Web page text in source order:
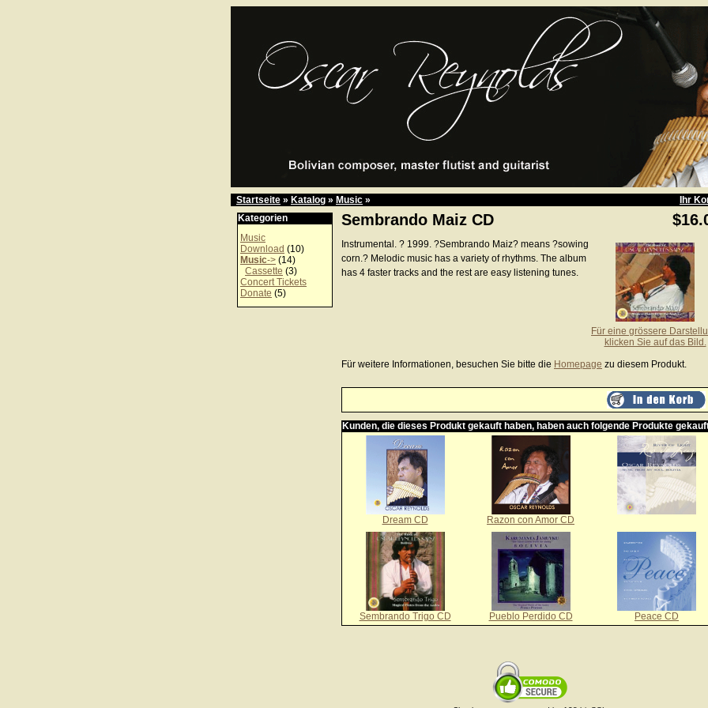
Startseite » Katalog » Music »
Ihr
Kategorien
Music
Download (10)
Music-> (14)
Cassette (3)
Concert Tickets
Donate (5)
Sembrando Maiz CD
Für eine grössere
klicken Sie auf das Bild.
Instrumental. ? 1999. ?Sembrando Maiz? means ?sowing
corn.? Melodic music has a variety of rhythms. The album
has 4 faster tracks and the rest are easy listening tunes.
Für weitere Informationen, besuchen Sie bitte die Homepage zu diesem Produkt.
Kunden, die dieses Produkt gekauft haben, haben auch folgende Produkte
Dream CD Razon con Amor CD
Sembrando Trigo CD Pueblo Perdido CD Peace CD